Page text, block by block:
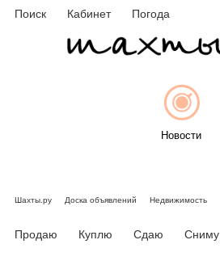
Поиск Кабинет Погода
Новости
Шахты.ру Доска объявлений Недвижимость
Продаю Куплю Сдаю Сниму